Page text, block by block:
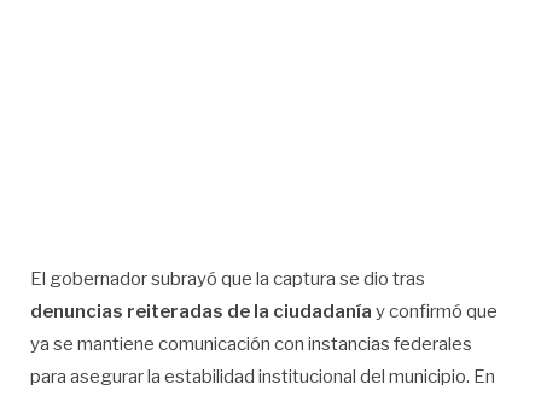
El gobernador subrayó que la captura se dio tras
denuncias reiteradas de la ciudadanía y confirmó que
ya se mantiene comunicación con instancias federales
para asegurar la estabilidad institucional del municipio. En